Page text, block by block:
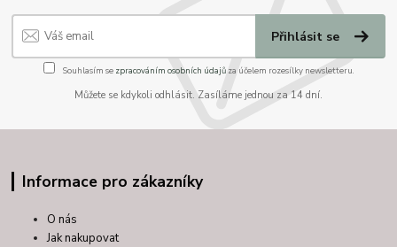
Přihlásit se
Souhlasím se zpracováním osobních údajůza účelem rozesílky newsletteru.
Můžete se kdykoli odhlásit. Zasíláme jednou za 14 dní.
Informace pro zákazníky
O nás
Jak nakupovat